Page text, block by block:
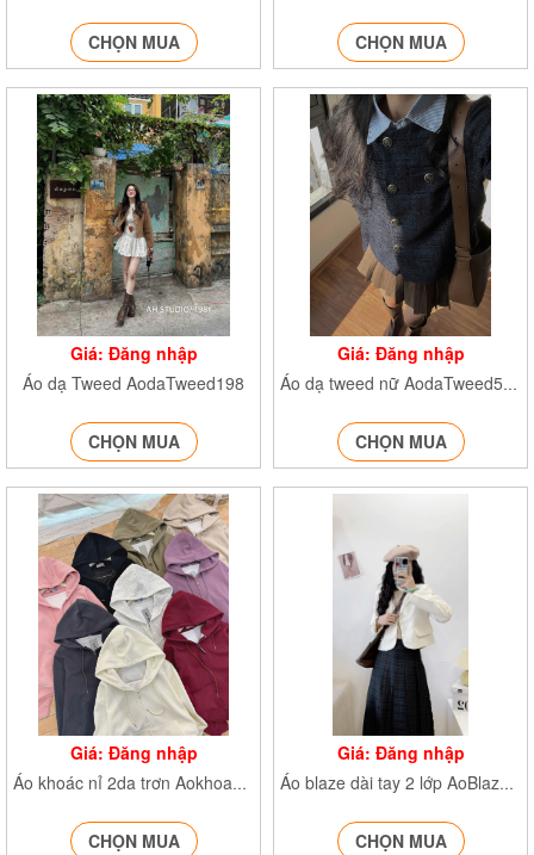
CHỌN MUA CHỌN MUA
Giá: Đăng nhập
Áo dạ Tweed AodaTweed198
CHỌN MUA
Giá: Đăng nhập
Áo dạ tweed nữ AodaTweed5096
CHỌN MUA
Giá: Đăng nhập
Áo khoác nỉ 2da trơn Aokhoacni40838
CHỌN MUA
Giá: Đăng nhập
Áo blaze dài tay 2 lớp AoBlazedonvai951
CHỌN MUA